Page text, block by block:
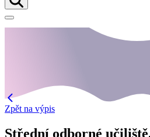
Zpět na výpis
Střední odborné